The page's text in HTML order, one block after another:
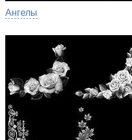
Ангелы